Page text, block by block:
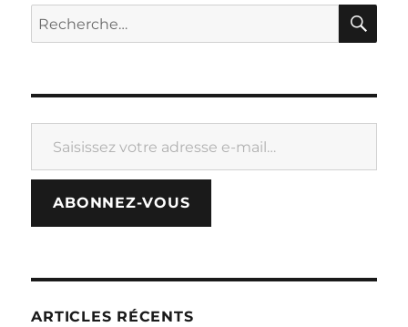
Recherche
pour :
Saisissez votre adresse e-mail…
ABONNEZ-VOUS
ARTICLES RÉCENTS